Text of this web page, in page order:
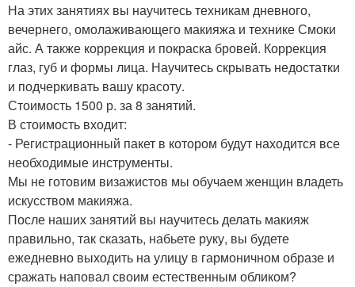
На этих занятиях вы научитесь техникам дневного,
вечернего, омолаживающего макияжа и технике Смоки
айс. А также коррекция и покраска бровей. Коррекция
глаз, губ и формы лица. Научитесь скрывать недостатки
и подчеркивать вашу красоту.
Стоимость 1500 р. за 8 занятий.
В стоимость входит:
- Регистрационный пакет в котором будут находится все
необходимые инструменты.
Мы не готовим визажистов мы обучаем женщин владеть
искусством макияжа.
После наших занятий вы научитесь делать макияж
правильно, так сказать, набьете руку, вы будете
ежедневно выходить на улицу в гармоничном образе и
сражать наповал своим естественным обликом?